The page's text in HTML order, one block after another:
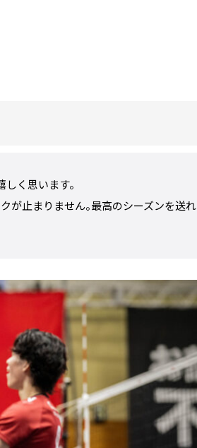
く思います。
が止まりません。最高のシーズンを送れ